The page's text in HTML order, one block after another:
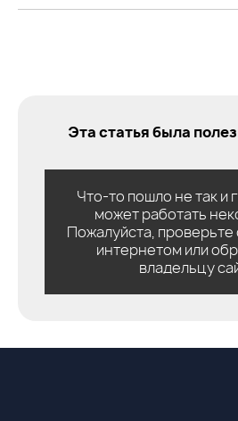
Эта статья была
Что-то пошло не так и
может работать
Пожалуйста,
интернетом или
владельцу